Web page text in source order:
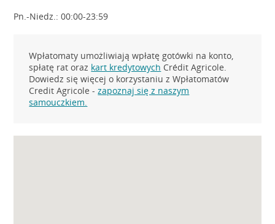
Pn.-Niedz.: 00:00-23:59
Wpłatomaty umożliwiają wpłatę gotówki na konto,
spłatę rat oraz kart kredytowych Crédit Agricole.
Dowiedz się więcej o korzystaniu z Wpłatomatów
Credit Agricole -zapoznaj się z naszym
samouczkiem.